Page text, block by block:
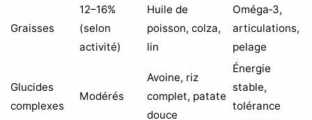
Graisses
12–16%
(selon
activité)
Huile de
poisson, colza,
lin
Oméga‑3,
articulations,
pelage
Glucides
complexes
Modérés
Avoine, riz
complet, patate
douce
Énergie
stable,
tolérance